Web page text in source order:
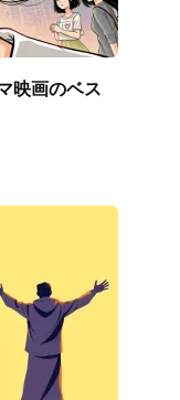
映画のベス